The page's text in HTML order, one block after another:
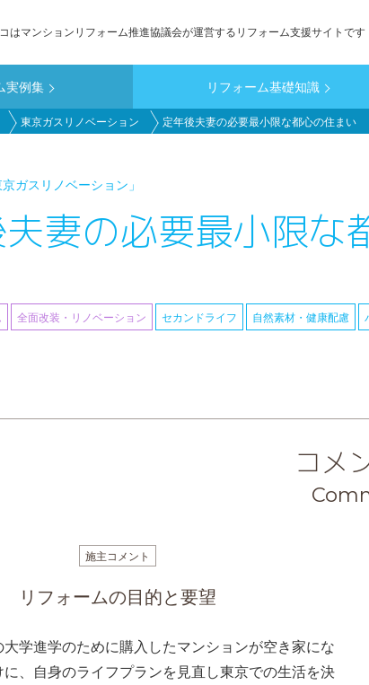
はマンションリフォーム推進協議会が運営するリフォーム支援サイトです
実例集 リフォーム基礎知識
東京ガスリノベーション 定年後夫妻の必要最小限な都心の住まい
京ガスリノベーション」
妻の必要最小限な
セカンドライフ 自然素材・健康配慮
全面改装・リノベーション
コメ
施主コメント
リフォームの目的と要望
学進学のために購入したマンションが空き家にな
、自身のライフプランを見直し東京での生活を決